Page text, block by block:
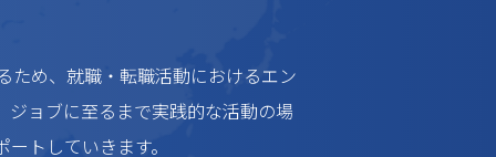
ため、就職・転職活動におけるエン
ョブに至るまで実践的な活動の場
トしていきます。